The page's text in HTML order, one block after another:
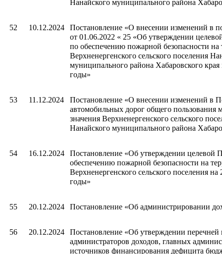
Нанайского муниципального района
52 10.12.2024
Постановление «О внесении изменений в
от 01.06.2022 « 25 «Об утверждении
по обеспечению пожарной безопасности на
Верхненергенского сельского поселения
муниципального района Хабаровского края
годы»
53 11.12.2024
Постановление «О внесении изменений в
автомобильных дорог общего пользования
значения Верхненергенского сельского
Нанайского муниципального района
54 16.12.2024
Постановление «Об утверждении целевой
обеспечению пожарной безопасности на
Верхненергенского сельского поселения на
годы»
55 20.12.2024 Постановление «Об администрировании
56 20.12.2024
Постановление «Об утверждении перечней
администраторов доходов, главных
источников финансирования дефицита